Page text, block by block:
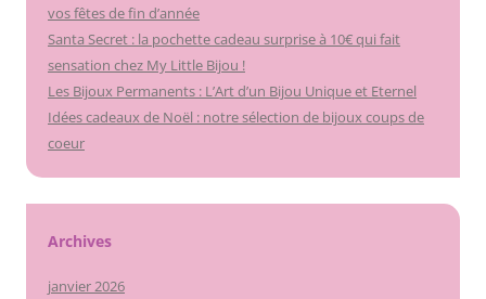
vos fêtes de fin d’année
Santa Secret : la pochette cadeau surprise à 10€ qui fait
sensation chez My Little Bijou !
Les Bijoux Permanents : L’Art d’un Bijou Unique et Eternel
Idées cadeaux de Noël : notre sélection de bijoux coups de
coeur
Archives
janvier 2026